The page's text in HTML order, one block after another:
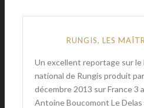
RUNGIS, LES
Un excellent reportage sur
national de Rungis produit
décembre 2013 sur France 3
Antoine Boucomont Le Delas